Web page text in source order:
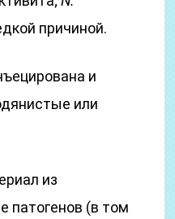
причиной.
и
или
из
патогенов (в том